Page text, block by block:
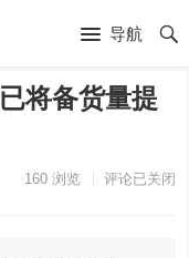
导航
将备货量提
160浏览 评论已关闭